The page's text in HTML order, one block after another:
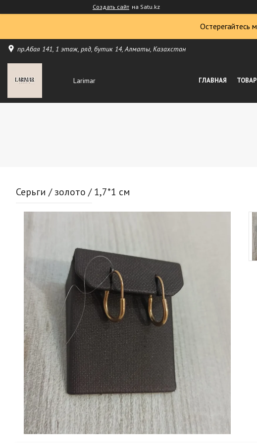
Создать сайт на Satu.kz
Остерегайтесь
пр.Абая 141, 1 этаж, ряд, бутик 14, Алматы, Казахстан
Larimar ГЛАВНАЯ
Серьги / золото / 1,7*1 см